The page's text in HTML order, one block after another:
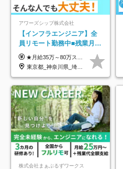
アワーズシップ株式会社
【インフラエンジニア】全
員リモート勤務中■残業月
3h■最大3ヶ月の連休あり■
年休126日■20～30代活躍
中！
★月給35万～80万スタートも可 【未経験の方】 ■月給26万～80万＋賞与年2回（年2ヶ月分） 【何かしらのインフラエンジニア経験をお持ちの方】 ■月給35万～80万＋賞与年2回（年2ヶ月分） ※スキル・経験などを考慮し決定します ※試用期間6ヶ月あり。期間中は契約社員となります。その他の待遇に差異はありません（試用期間終了後、昇給の可能性あり） ※上記金額には固定残業代（月30時間分／4万9600円～15万2600円）を含みます。超過分は別途支給いたします。 ＼頑張りはインセンティブで還元！／ クライアントに貢献度を評価され、当社のエンジニアが追加で案件に参画することになるなど、会社にとって利益になる行動はしっかり評価します。 会社の成長に貢献できていることを実感でき、「もっと頑張ろう」と思える体制づくりを整えています！
東京都_神奈川県_埼玉県_千葉県_大阪府
株式会社まぁぶるずワークス